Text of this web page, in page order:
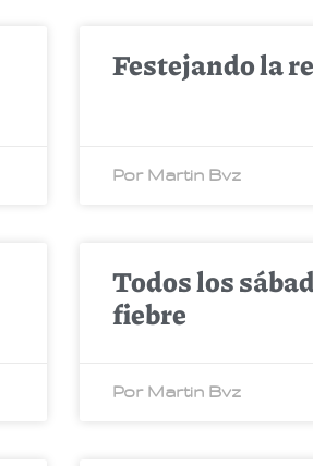
Festejando la
Por Martin Bvz
Todos los
fiebre
Por Martin Bvz